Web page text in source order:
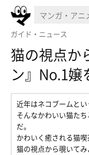
ガイド・ニュース
猫の視点か
ン』No.1嬢
近年はネコブームとい
そんなかわいい猫た
だ。
かわいく癒される猫
猫の視点から覗いてみ